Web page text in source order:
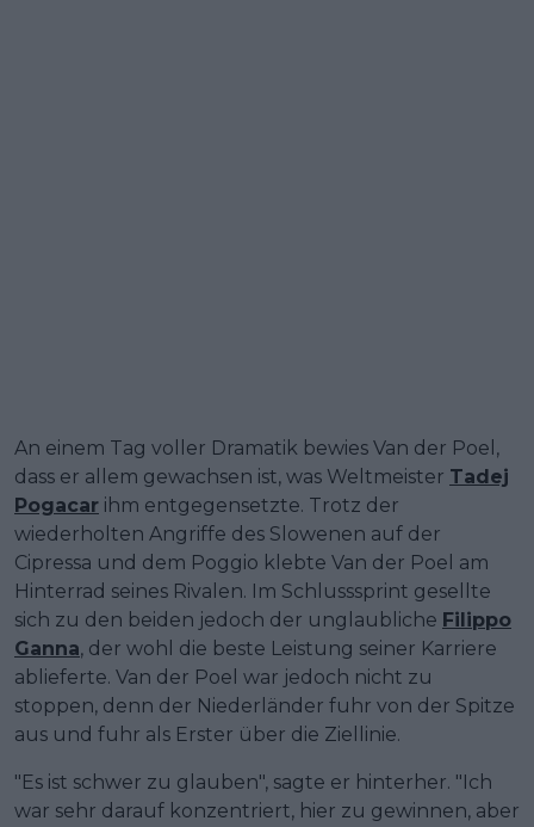
An einem Tag voller Dramatik bewies Van der Poel,
dass er allem gewachsen ist, was Weltmeister Tadej
Pogacar ihm entgegensetzte. Trotz der
wiederholten Angriffe des Slowenen auf der
Cipressa und dem Poggio klebte Van der Poel am
Hinterrad seines Rivalen. Im Schlusssprint gesellte
sich zu den beiden jedoch der unglaubliche Filippo
Ganna, der wohl die beste Leistung seiner Karriere
ablieferte. Van der Poel war jedoch nicht zu
stoppen, denn der Niederländer fuhr von der Spitze
aus und fuhr als Erster über die Ziellinie.
"Es ist schwer zu glauben", sagte er hinterher. "Ich
war sehr darauf konzentriert, hier zu gewinnen, aber